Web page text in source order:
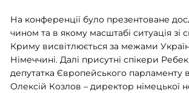
На конференції було презентоване
чином та в якому масштабі ситуація зі
Криму висвітлюється за межами
Німеччині. Далі присутні спікери
депутатка Європейського парламенту
Олексій Козлов – директор німецької